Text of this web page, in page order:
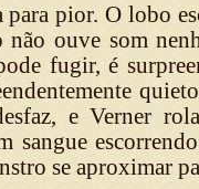
pior. O lobo
ouve som
fugir, é
e Verner
sangue
se aproximar